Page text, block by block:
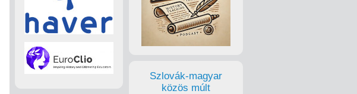
Szlovák-magyar
közös múlt